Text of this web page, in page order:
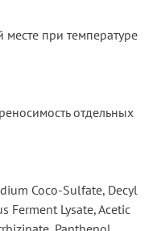
месте при температуре
отдельных
Coco-Sulfate, Decyl
Ferment Lysate, Acetic